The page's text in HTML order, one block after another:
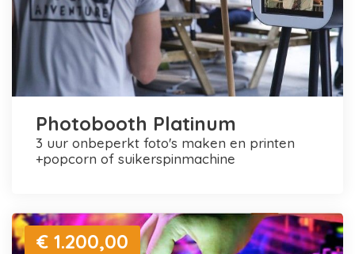
Photobooth Platinum
3 uur onbeperkt foto's maken en printen
+popcorn of suikerspinmachine
€ 1.200,00